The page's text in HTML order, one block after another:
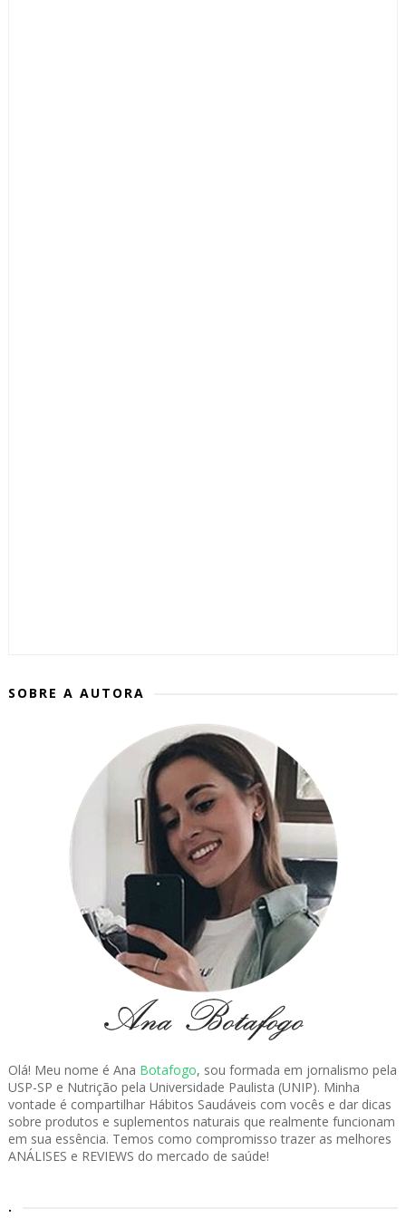
SOBRE A AUTORA
Olá! Meu nome é Ana Botafogo, sou formada em jornalismo pela
USP-SP e Nutrição pela Universidade Paulista (UNIP). Minha
vontade é compartilhar Hábitos Saudáveis com vocês e dar dicas
sobre produtos e suplementos naturais que realmente funcionam
em sua essência. Temos como compromisso trazer as melhores
ANÁLISES e REVIEWS do mercado de saúde!
.